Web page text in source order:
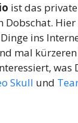
ist das
Dobschat.
ins
mal kürzeren
was
Skull und